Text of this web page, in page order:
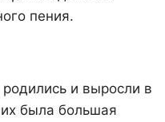
пения.
и выросли в
была большая